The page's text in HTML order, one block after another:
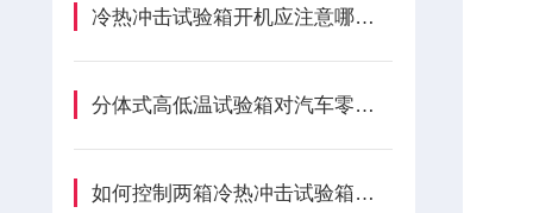
冷热冲击试验箱开机应注意哪些呢？
分体式高低温试验箱对汽车零部件起到哪些作用？
如何控制两箱冷热冲击试验箱的温度变化?